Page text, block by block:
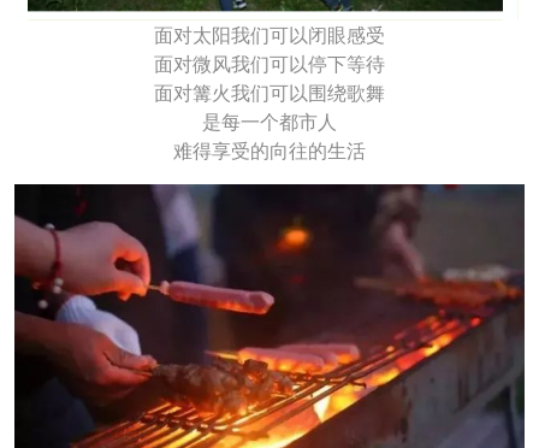
面对太阳我们可以闭眼感受
面对微风我们可以停下等待
面对篝火我们可以围绕歌舞
是每一个都市人
难得享受的向往的生活